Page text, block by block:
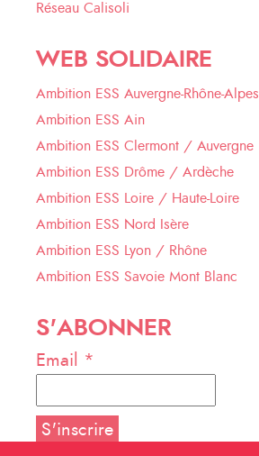
Réseau Calisoli
WEB SOLIDAIRE
Ambition ESS Auvergne-Rhône-Alpes
Ambition ESS Ain
Ambition ESS Clermont / Auvergne
Ambition ESS Drôme / Ardèche
Ambition ESS Loire / Haute-Loire
Ambition ESS Nord Isère
Ambition ESS Lyon / Rhône
Ambition ESS Savoie Mont Blanc
S'ABONNER
Email *